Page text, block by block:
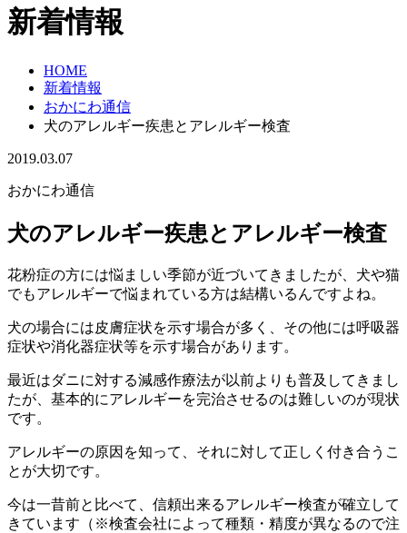
新着情報
HOME
新着情報
おかにわ通信
犬のアレルギー疾患とアレルギー検査
2019.03.07
おかにわ通信
犬のアレルギー疾患とアレルギー検査
花粉症の方には悩ましい季節が近づいてきましたが、犬や猫
でもアレルギーで悩まれている方は結構いるんですよね。
犬の場合には皮膚症状を示す場合が多く、その他には呼吸器
症状や消化器症状等を示す場合があります。
最近はダニに対する減感作療法が以前よりも普及してきまし
たが、基本的にアレルギーを完治させるのは難しいのが現状
です。
アレルギーの原因を知って、それに対して正しく付き合うこ
とが大切です。
今は一昔前と比べて、信頼出来るアレルギー検査が確立して
きています（※検査会社によって種類・精度が異なるので注